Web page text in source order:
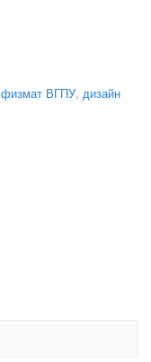
физмат ВГПУ, дизайн